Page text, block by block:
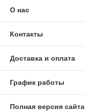
О нас
Контакты
Доставка и оплата
График работы
Полная версия сайта